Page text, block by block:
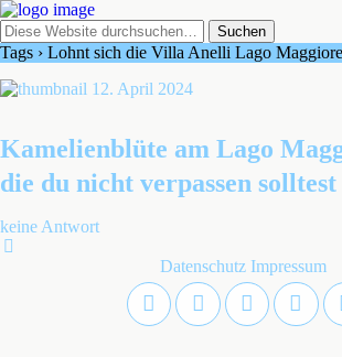
Tags › Lohnt sich die Villa Anelli Lago Maggiore
12. April 2024
Kamelienblüte am Lago
die du nicht verpassen solltest
keine Antwort
Datenschutz Impressum